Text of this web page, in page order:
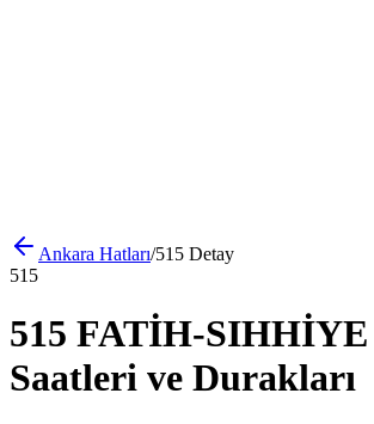
Ankara Hatları/515 Detay
515
515 FATİH-SIHHİYE
Saatleri ve Durakları